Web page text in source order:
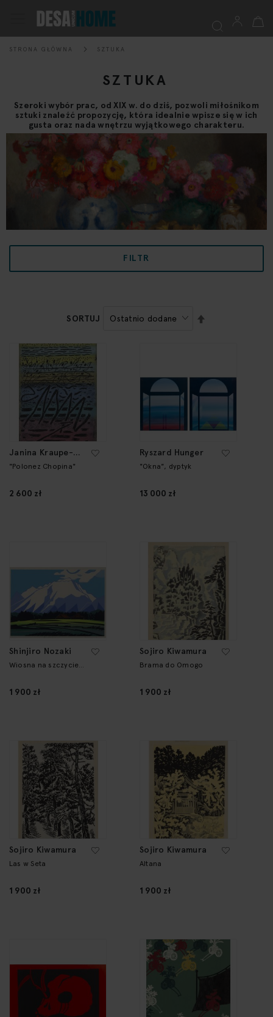
Mój
STRONA GŁÓWNA SZTUKA
SZTUKA
Szeroki wybór prac, od XIX w. do dziś, pozwoli miłośnikom
sztuki znaleźć propozycję, która idealnie wpisze się w ich
gusta oraz nada wnętrzu wyjątkowego charakteru.
SORTUJ
Janina Kraupe-
Świderska
"Polonez Chopina"
2 600 zł
Ryszard Hunger
"Okna", dyptyk
13 000 zł
Shinjiro Nozaki
Wiosna na szczycie
1 900 zł
Sojiro Kiwamura
Brama do Omogo
1 900 zł
Sojiro Kiwamura
Las w Seta
1 900 zł
Sojiro Kiwamura
Altana
1 900 zł
FILTR